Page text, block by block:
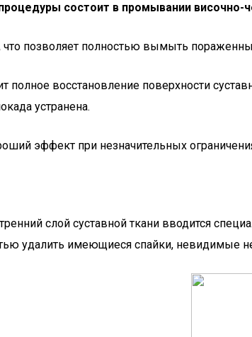
состоит в промывании височно-
что позволяет полностью вымыть
полное восстановление поверхности
устранена.
эффект при незначительных
слой суставной ткани вводится
удалить имеющиеся спайки, невидимые